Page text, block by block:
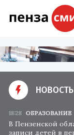
18:28 ОБРАЗОВАНИЕ
В Пензенской
записи детей в